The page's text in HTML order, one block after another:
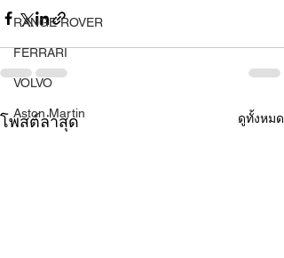
RANGE ROVER
FERRARI
VOLVO
Aston Martin
โพสต์ล่าสุด ดูทั้งหมด